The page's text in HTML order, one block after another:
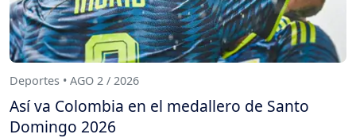
Deportes • AGO 2 / 2026
Así va Colombia en el medallero de Santo
Domingo 2026